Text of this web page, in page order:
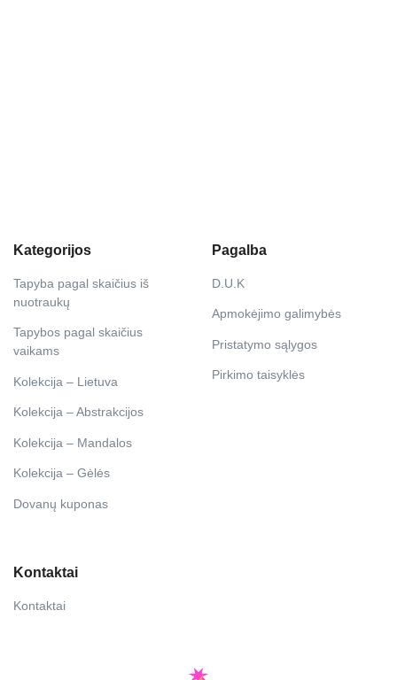
Kategorijos
Tapyba pagal skaičius iš
nuotraukų
Tapybos pagal skaičius
vaikams
Kolekcija – Lietuva
Kolekcija – Abstrakcijos
Kolekcija – Mandalos
Kolekcija – Gėlės
Dovanų kuponas
Pagalba
D.U.K
Apmokėjimo galimybės
Pristatymo sąlygos
Pirkimo taisyklės
Kontaktai
Kontaktai